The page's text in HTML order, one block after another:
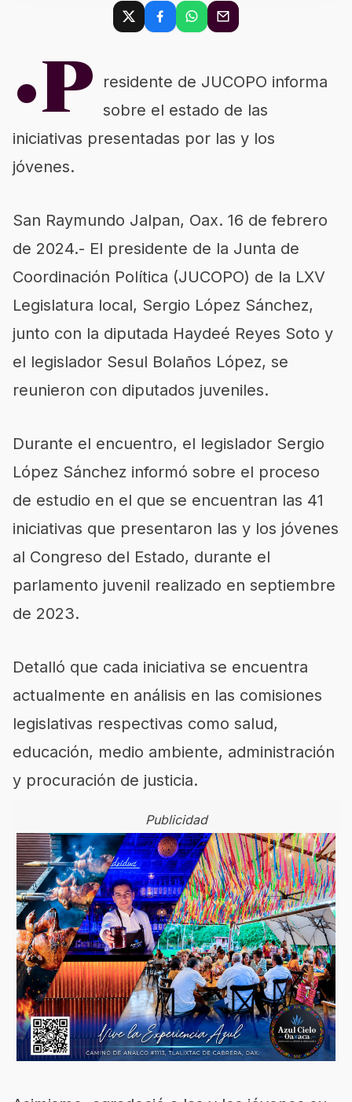
•P
residente de JUCOPO informa
sobre el estado de las
iniciativas presentadas por las y los
jóvenes.
San Raymundo Jalpan, Oax. 16 de febrero
de 2024.- El presidente de la Junta de
Coordinación Política (JUCOPO) de la LXV
Legislatura local, Sergio López Sánchez,
junto con la diputada Haydeé Reyes Soto y
el legislador Sesul Bolaños López, se
reunieron con diputados juveniles.
Durante el encuentro, el legislador Sergio
López Sánchez informó sobre el proceso
de estudio en el que se encuentran las 41
iniciativas que presentaron las y los jóvenes
al Congreso del Estado, durante el
parlamento juvenil realizado en septiembre
de 2023.
Detalló que cada iniciativa se encuentra
actualmente en análisis en las comisiones
legislativas respectivas como salud,
educación, medio ambiente, administración
y procuración de justicia.
Publicidad